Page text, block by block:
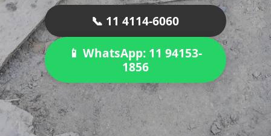
📞 11 4114-6060
📱 WhatsApp: 11 94153-
1856